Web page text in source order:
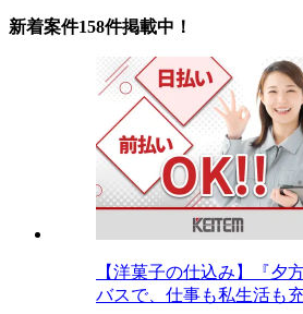
新着案件158件掲載中！
【洋菓子の仕込み】『夕
バスで、仕事も私生活も充